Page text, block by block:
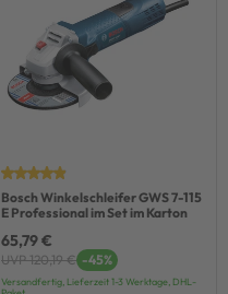
Bosch Winkelschleifer GWS 7-115
E Professional im Set im Karton
65,79 €
UVP 120,19 € -45%
Versandfertig, Lieferzeit 1-3 Werktage, DHL-